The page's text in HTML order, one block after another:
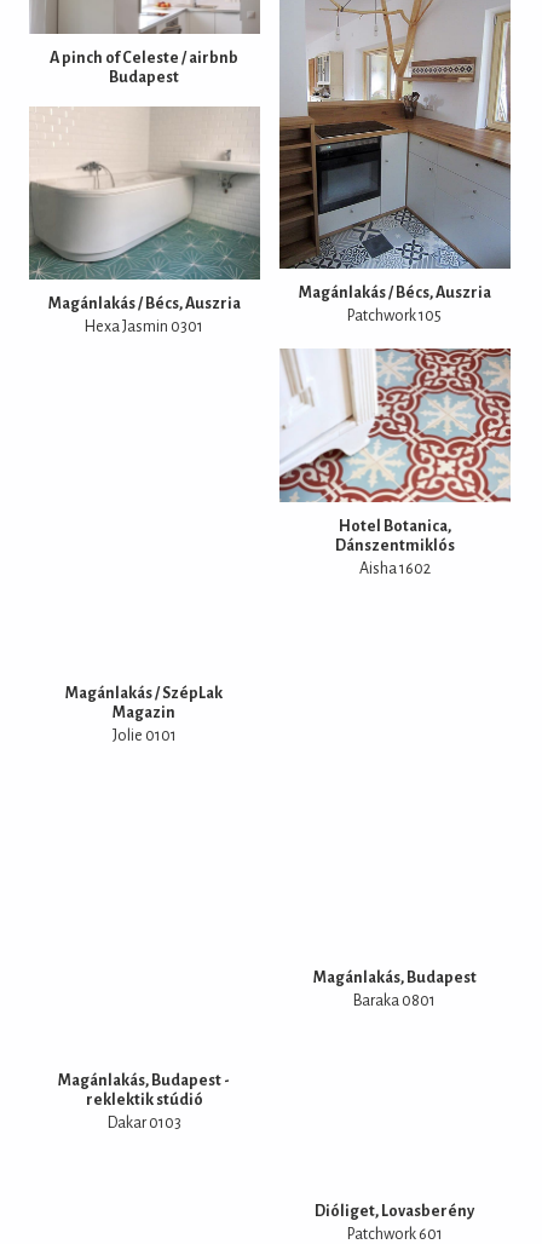
A pinch of Celeste / airbnb
Budapest
Magánlakás / Bécs, Auszria
Patchwork 105
Magánlakás / Bécs, Auszria
Hexa Jasmin 0301
Hotel Botanica,
Dánszentmiklós
Aisha 1602
Magánlakás / SzépLak
Magazin
Jolie 0101
Magánlakás, Budapest
Baraka 0801
Magánlakás, Budapest -
reklektik stúdió
Dakar 0103
Dióliget, Lovasberény
Patchwork 601